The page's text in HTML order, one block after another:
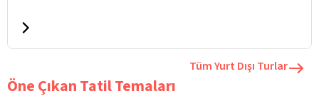
Tüm Yurt Dışı Turlar
Öne Çıkan Tatil Temaları